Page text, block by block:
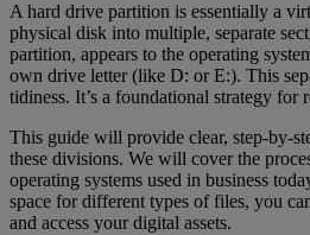
A hard drive partition is essentially a
physical disk into multiple, separate
partition, appears to the operating
own drive letter (like D: or E:). This
tidiness. It’s a foundational strategy for
This guide will provide clear, step-by-
these divisions. We will cover the
operating systems used in business
space for different types of files, you
and access your digital assets.